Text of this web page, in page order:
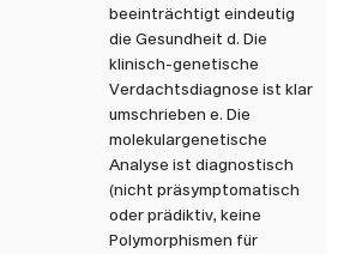
beeinträchtigt eindeutig
die Gesundheit d. Die
klinisch-genetische
Verdachtsdiagnose ist klar
umschrieben e. Die
molekulargenetische
Analyse ist diagnostisch
(nicht präsymptomatisch
oder prädiktiv, keine
Polymorphismen für